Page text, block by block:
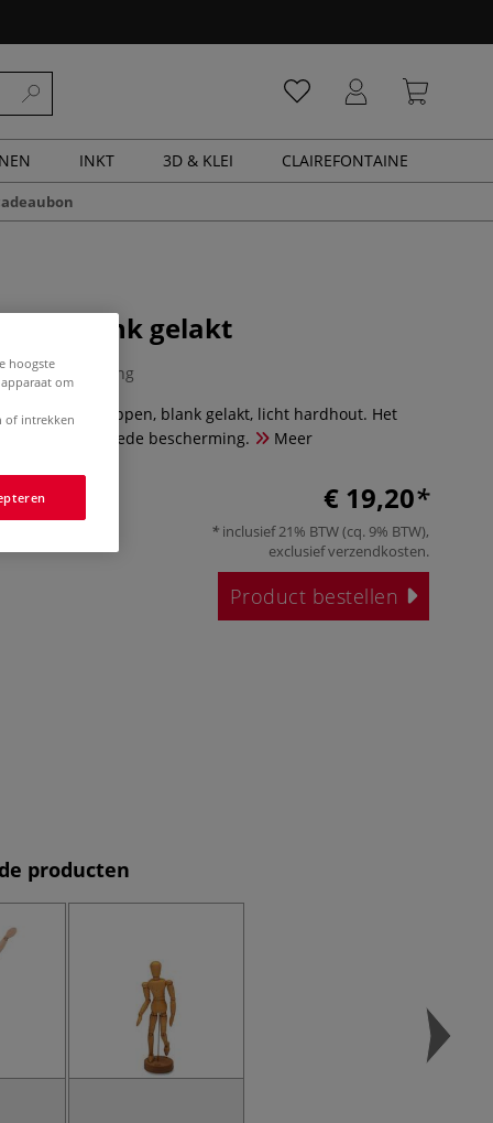
INKT 3D & KLEI CLAIREFONTAINE
blank gelakt
0 Beoordeling
modelpoppen, blank gelakt, licht hardhout. Het
biedt een goede bescherming.
Meer
€ 19,20
inclusief 21% BTW (cq. 9% BTW),
exclusiefverzendkosten.
Product bestellen
producten
hoogste
om
of intrekken